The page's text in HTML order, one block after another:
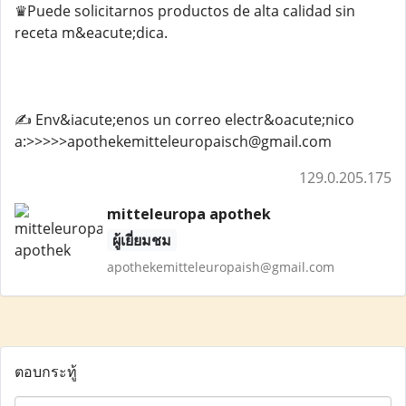
♛Puede solicitarnos productos de alta calidad sin
receta m&eacute;dica.
✍️ Env&iacute;enos un correo electr&oacute;nico
a:>>>>>apothekemitteleuropaisch@gmail.com
129.0.205.175
mitteleuropa apothek
ผู้เยี่ยมชม
apothekemitteleuropaish@gmail.com
ตอบกระทู้